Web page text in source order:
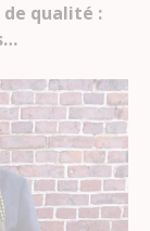
de qualité :